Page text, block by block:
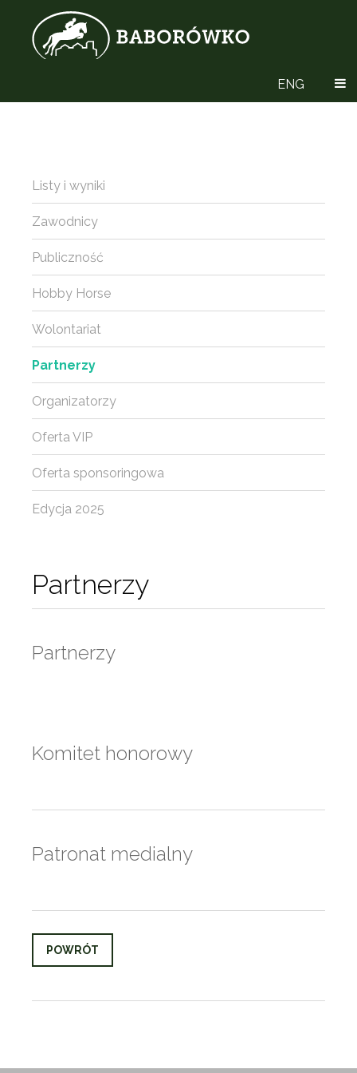
ENG
Partnerzy
Partnerzy
Komitet honorowy
Patronat medialny
POWRÓT
Listy i wyniki
Zawodnicy
Publiczność
Hobby Horse
Wolontariat
Partnerzy
Organizatorzy
Oferta VIP
Oferta sponsoringowa
Edycja 2025